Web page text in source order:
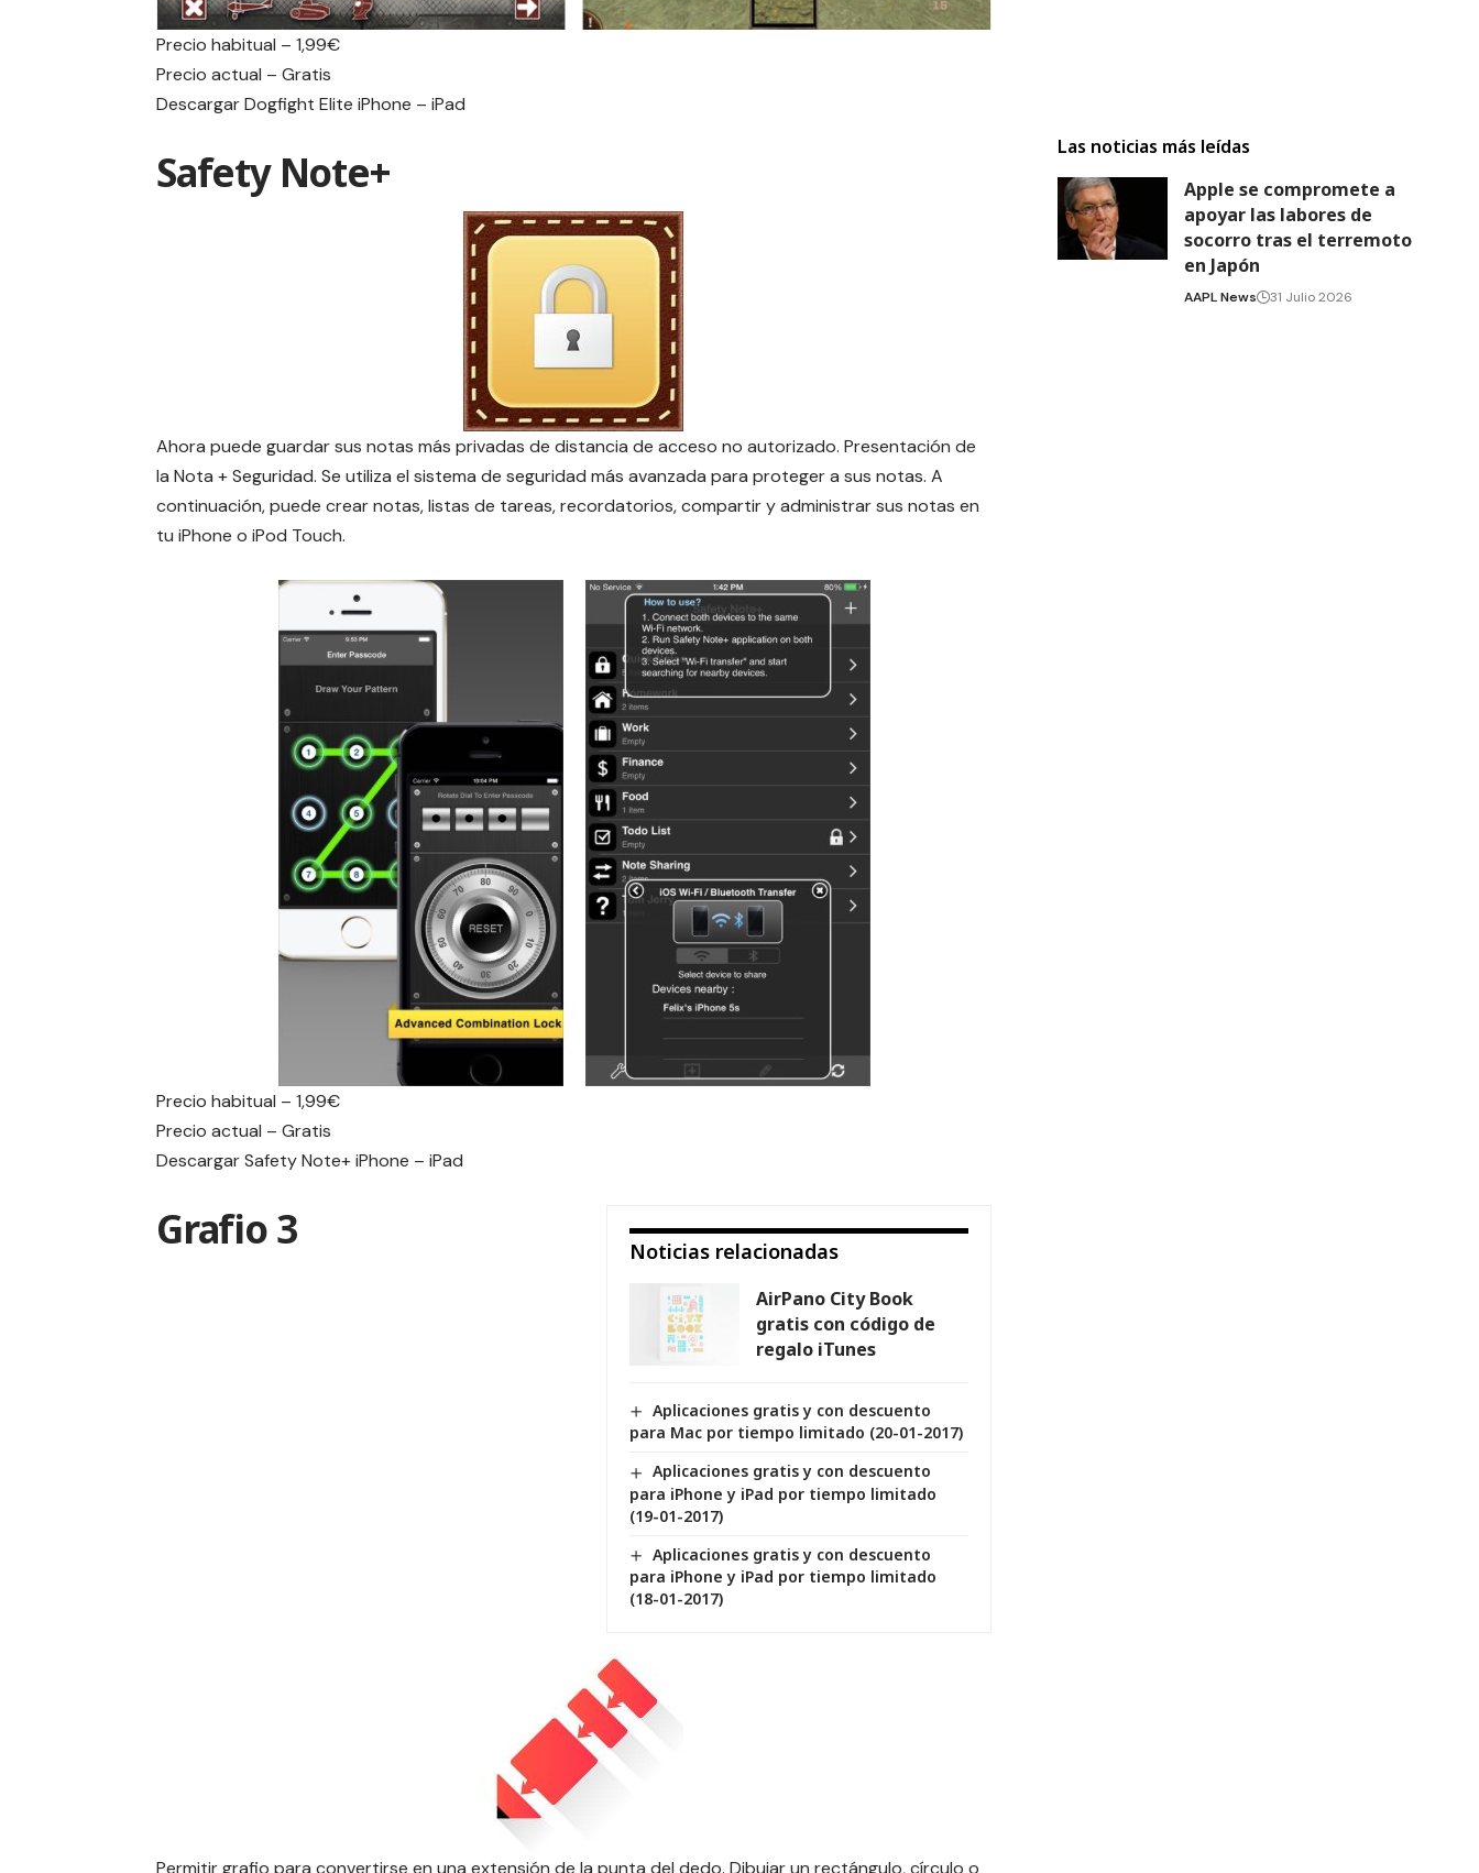
Precio habitual – 1,99€
Precio actual – Gratis
Descargar Dogfight Elite iPhone – iPad
Safety Note+
Ahora puede guardar sus notas más privadas de distancia de acceso no autorizado. Presentación de
la Nota + Seguridad. Se utiliza el sistema de seguridad más avanzada para proteger a sus notas. A
continuación, puede crear notas, listas de tareas, recordatorios, compartir y administrar sus notas en
tu iPhone o iPod Touch.
Precio habitual – 1,99€
Precio actual – Gratis
Descargar Safety Note+iPhone – iPad
Noticias relacionadas
AirPano City Book
gratis con código de
regalo iTunes
Aplicaciones gratis y con descuento
para Mac por tiempo limitado (20-01-2017)
Aplicaciones gratis y con descuento
para iPhone y iPad por tiempo limitado
(19-01-2017)
Aplicaciones gratis y con descuento
para iPhone y iPad por tiempo limitado
(18-01-2017)
Grafio 3
Permitir grafio para convertirse en una extensión de la punta del dedo. Dibujar un rectángulo, círculo o
Las noticias más leídas
Apple se compromete a
apoyar las labores de
socorro tras el terremoto
en Japón
AAPL News 31 Julio 2026